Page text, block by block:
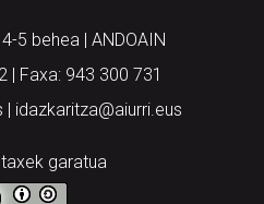
5 behea | ANDOAIN
| Faxa: 943 300 731
| idazkaritza@aiurri.eus
garatua